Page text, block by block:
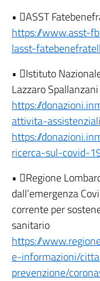
• ASST
https://www.asst-
lasst-
• Istituto
Lazzaro
https://
attivita-
https://
ricerca-sul-covid-
• Regione
dall’emergenza
corrente per
https://
e-informazioni/
prevenzione/